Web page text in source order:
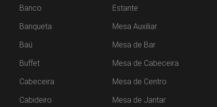
Banco
Banqueta
Baú
Buffet
Cabeceira
Cabideiro
Estante
Mesa Auxiliar
Mesa de Bar
Mesa de Cabeceira
Mesa de Centro
Mesa de Jantar